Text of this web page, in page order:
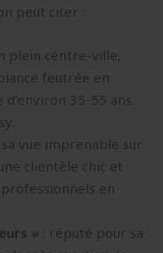
peut citer :
plein centre-ville,
feutrée en
35-55 ans.
sa vue imprenable sur
clientèle chic et
en
» : réputé pour sa